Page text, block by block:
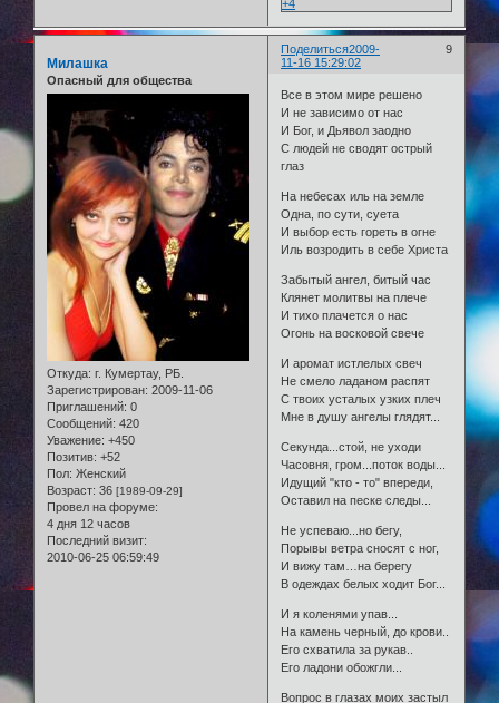
+4
Поделиться 9
2009-
11-16 15:29:02
Милашка
Опасный для общества
Откуда: г. Кумертау, РБ.
Зарегистрирован: 2009-11-06
Приглашений: 0
Сообщений: 420
Уважение: +450
Позитив: +52
Пол: Женский
Возраст: 36 [1989-09-29]
Провел на форуме:
4 дня 12 часов
Последний визит:
2010-06-25 06:59:49
Все в этом мире решено
И не зависимо от нас
И Бог, и Дьявол заодно
С людей не сводят острый
глаз
На небесах иль на земле
Одна, по сути, суета
И выбор есть гореть в огне
Иль возродить в себе Христа
Забытый ангел, битый час
Клянет молитвы на плече
И тихо плачется о нас
Огонь на восковой свече
И аромат истлелых свеч
Не смело ладаном распят
С твоих усталых узких плеч
Мне в душу ангелы глядят...
Секунда...стой, не уходи
Часовня, гром...поток воды...
Идущий "кто - то" впереди,
Оставил на песке следы...
Не успеваю...но бегу,
Порывы ветра сносят с ног,
И вижу там…на берегу
В одеждах белых ходит Бог...
И я коленями упав...
На камень черный, до крови..
Его схватила за рукав..
Его ладони обожгли...
Вопрос в глазах моих застыл